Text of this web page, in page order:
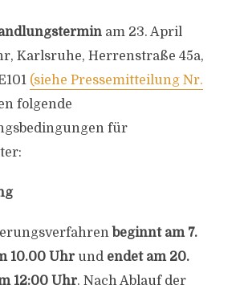
am 23. April
Karlsruhe, Herrenstraße 45a,
(siehe Pressemitteilung Nr.
folgende
für
beginnt am 7.
10.00 Uhr und endet am 20.
12:00 Uhr. Nach Ablauf der